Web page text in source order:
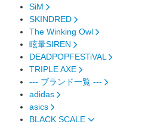
SiM
SKINDRED
The Winking Owl
眩暈SIREN
DEADPOPFESTiVAL
TRIPLE AXE
--- ブランド一覧 ---
adidas
asics
BLACK SCALE